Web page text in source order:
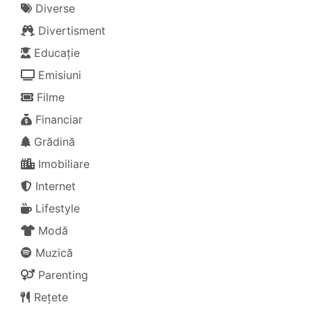
Diverse
Divertisment
Educație
Emisiuni
Filme
Financiar
Grădină
Imobiliare
Internet
Lifestyle
Modă
Muzică
Parenting
Rețete